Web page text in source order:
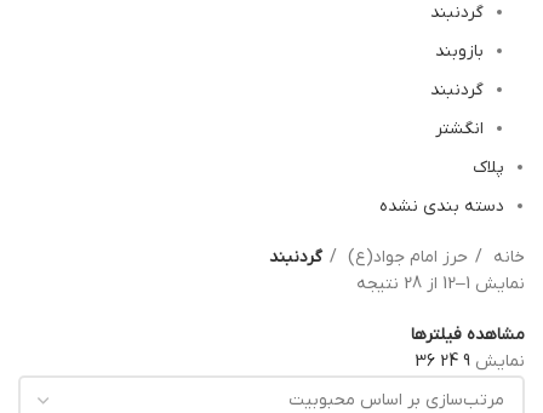
گردنبند
بازوبند
گردنبند
انگشتر
پلاک
دسته بندی نشده
خانه حرز امام جواد(ع)
گردنبند
نمایش 1–12 از 28 نتیجه
مشاهده فیلترها
نمایش 9
24
36